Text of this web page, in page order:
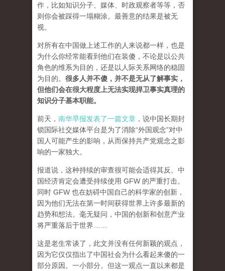
作，比如知识分子、媒体、时政观察者等等，否
则你会被踩得一塌糊涂。最善意的结果是被无
视。
对所有在中国做上述工作的人来说都一样，也是
为什么你经常能看到他们在装傻，不论是以公共
角色的维系为目的，还是以人际关系网络的稳固
为目的。 很多人并不傻，并不是无从了解事实，
但他们会在很大程度上无法实现捍卫事实真理的
知识分子基本职能。
前天， 南华早报发表了一篇文章 ，说中国长期封
锁国际社交媒体平台是为了消除“外国观念”对中
国人可能产生的影响，从而保持共产党观念之影
响的一家独大。
报道说，这种持续的审查很可能会适得其反。中
国经济肯定会遭受持续使用 GFW 的严重打击。
同时 GFW 也在妨碍中国自己的科学家的创新，
因为他们无法在第一时间获得世界上许多最新的
趋势和想法。毫无疑问，中国的创新和创意产业
将严重落后于世界……
这是老生常谈了，此文并没有任何新颖的观点，
因为它仅仅指出了中国社会为什么看起来傻的一
部分原因。一小部分。但这一观点一直以来都是